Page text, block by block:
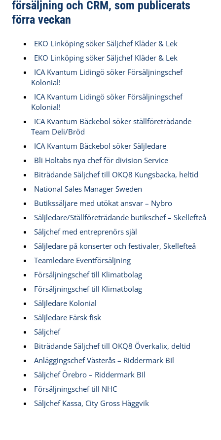
försäljning och CRM, som publicerats
förra veckan
EKO Linköping söker Säljchef Kläder & Lek
EKO Linköping söker Säljchef Kläder & Lek
ICA Kvantum Lidingö söker Försäljningschef
Kolonial!
ICA Kvantum Lidingö söker Försäljningschef
Kolonial!
ICA Kvantum Bäckebol söker ställföreträdande
Team Deli/Bröd
ICA Kvantum Bäckebol söker Säljledare
Bli Holtabs nya chef för division Service
Biträdande Säljchef till OKQ8 Kungsbacka, heltid
National Sales Manager Sweden
Butikssäljare med utökat ansvar – Nybro
Säljledare/Ställföreträdande butikschef – Skellefteå
Säljchef med entreprenörs själ
Säljledare på konserter och festivaler, Skellefteå
Teamledare Eventförsäljning
Försäljningschef till Klimatbolag
Försäljningschef till Klimatbolag
Säljledare Kolonial
Säljledare Färsk fisk
Säljchef
Biträdande Säljchef till OKQ8 Överkalix, deltid
Anläggingschef Västerås – Riddermark BIl
Säljchef Örebro – Riddermark BIl
Försäljningschef till NHC
Säljchef Kassa, City Gross Häggvik